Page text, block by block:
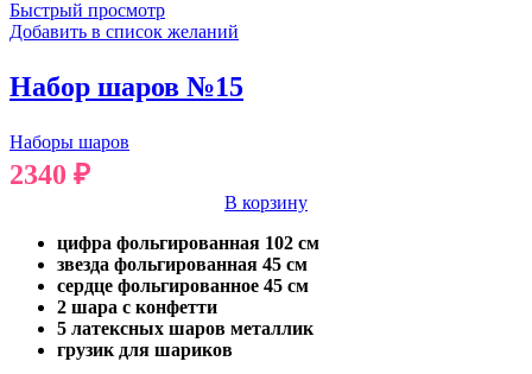
Быстрый просмотр
Добавить в список желаний
Набор шаров №15
Наборы шаров
2340 ₽
В корзину
цифра фольгированная 102 см
звезда фольгированная 45 см
сердце фольгированное 45 см
2 шара с конфетти
5 латексных шаров металлик
грузик для шариков